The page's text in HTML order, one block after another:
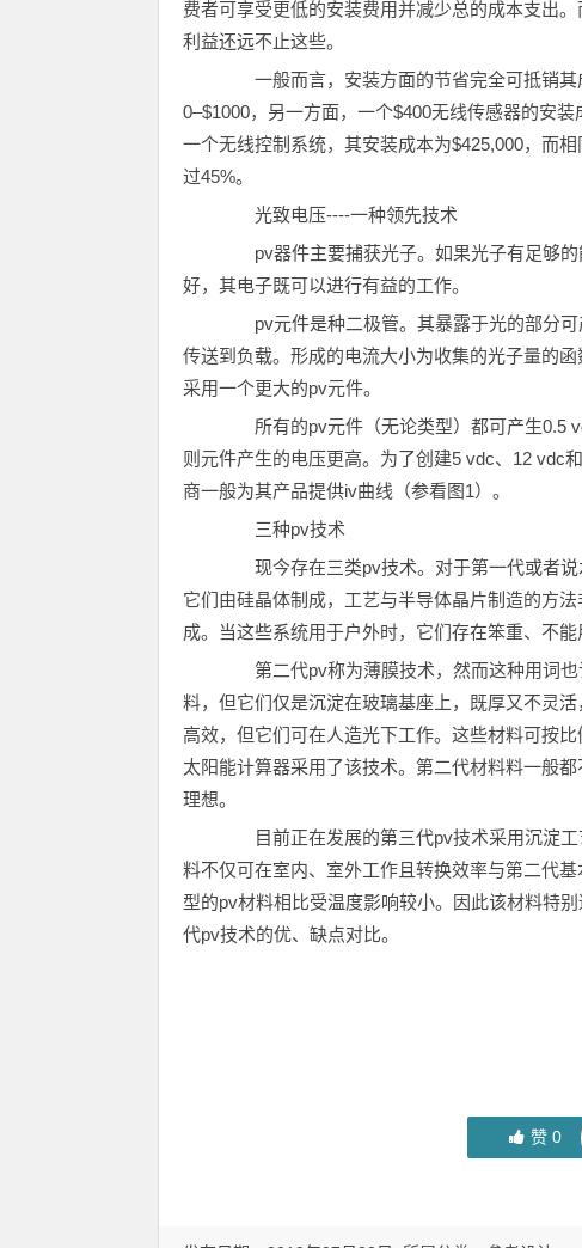
费者可享受更低的安装费用并减少总的成本支出
利益还远不止这些。
一般而言，安装方面的节省完全可抵销其
0–$1000，另一方面，一个$400无线传感器的安
一个无线控制系统，其安装成本为$425,000，而
过45%。
光致电压----一种领先技术
pv器件主要捕获光子。如果光子有足够的
好，其电子既可以进行有益的工作。
pv元件是种二极管。其暴露于光的部分可
传送到负载。形成的电流大小为收集的光子量的
采用一个更大的pv元件。
所有的pv元件（无论类型）都可产生0.5
则元件产生的电压更高。为了创建5 vdc、12 vdc
商一般为其产品提供iv曲线（参看图1）。
三种pv技术
现今存在三类pv技术。对于第一代或者说
它们由硅晶体制成，工艺与半导体晶片制造的方
成。当这些系统用于户外时，它们存在笨重、不
第二代pv称为薄膜技术，然而这种用词也
料，但它们仅是沉淀在玻璃基座上，既厚又不灵
高效，但它们可在人造光下工作。这些材料可按
太阳能计算器采用了该技术。第二代材料料一般
理想。
目前正在发展的第三代pv技术采用沉淀工
料不仅可在室内、室外工作且转换效率与第二代
型的pv材料相比受温度影响较小。因此该材料特
代pv技术的优、缺点对比。
赞0